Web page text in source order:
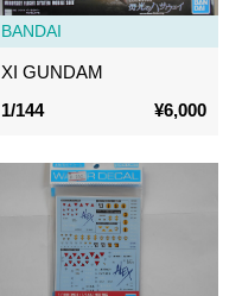
BANDAI
XI GUNDAM
1/144
¥6,000